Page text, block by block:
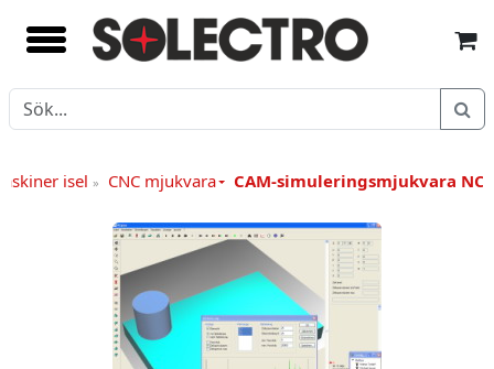
isel » CNC mjukvara CAM-simuleringsmjukvara